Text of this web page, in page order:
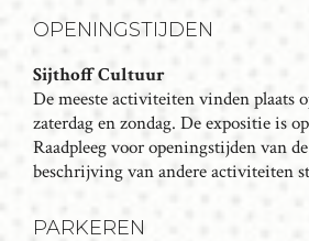
N
T
N
A
V
I
G
A
OPENINGSTIJDEN
Sijthoff Cultuur
De meeste activiteiten vinden plaats
zaterdag en zondag. De expositie is
Raadpleeg voor openingstijden van
beschrijving van andere activiteiten
PARKEREN